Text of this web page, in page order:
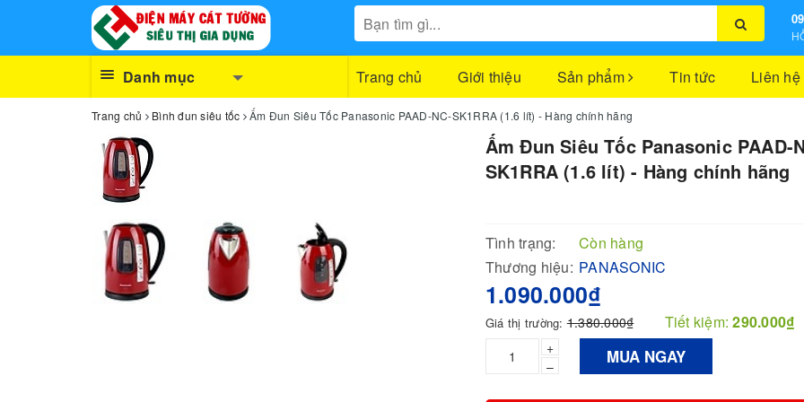
Danh mục Trang chủ Giới thiệu Sản phẩm Tin tức Liên hệ
Trang chủ Bình đun siêu tốc Ấm Đun Siêu Tốc Panasonic PAAD-NC-SK1RRA (1.6 lít) - Hàng chính hãng
Ấm Đun Siêu Tốc Panasonic PAAD-
SK1RRA (1.6 lít) - Hàng chính hãng
Tình trạng:
Còn hàng
Thương hiệu: PANASONIC
1.090.000₫
Giá thị trường:1.380.000₫ Tiết kiệm:290.000₫
+
–
MUA NGAY